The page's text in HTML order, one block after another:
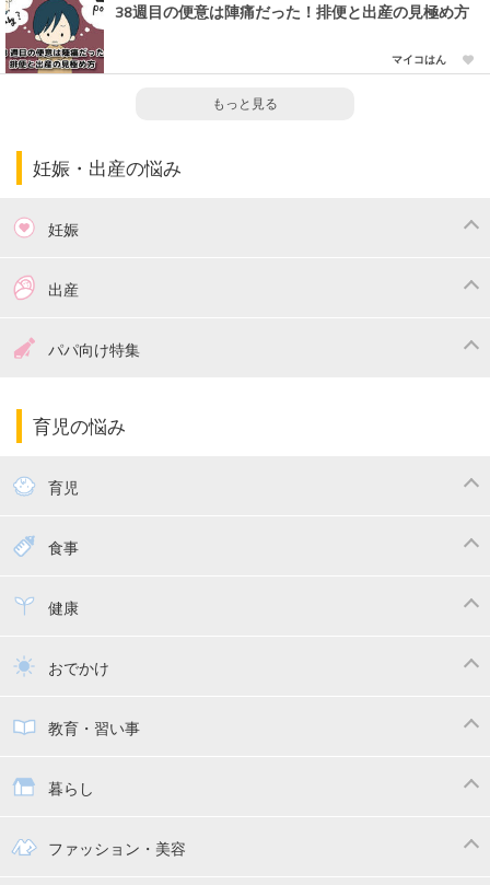
38週目の便意は陣痛だった！排便と出産の見極め方
マイコはん
もっと見る
妊娠・出産の悩み
妊娠
つわり
妊娠中の食事
出産
出産準備パパ向け特集
パパ向け特集
育児の悩み
育児
赤ちゃんのお世話
寝かしつけ
トイトレ
食事
離乳食健康
乳幼児健診・予防接種
おでかけ
子供とおでかけ
抱っこ紐
教育・習い事
教育・習い事
幼稚園
暮らし
ママの日常ファッション・美容